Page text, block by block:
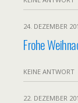
24. DEZEMBER
Frohe
KEINE ANTWORT
22. DEZEMBER